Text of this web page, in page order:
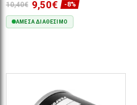
10,40€ 9,50€ -8%
ΆΜΕΣΑ ΔΙΑΘΈΣΙΜΟ